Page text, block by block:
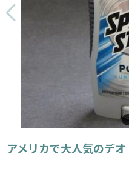
アメリカで大人気のデ